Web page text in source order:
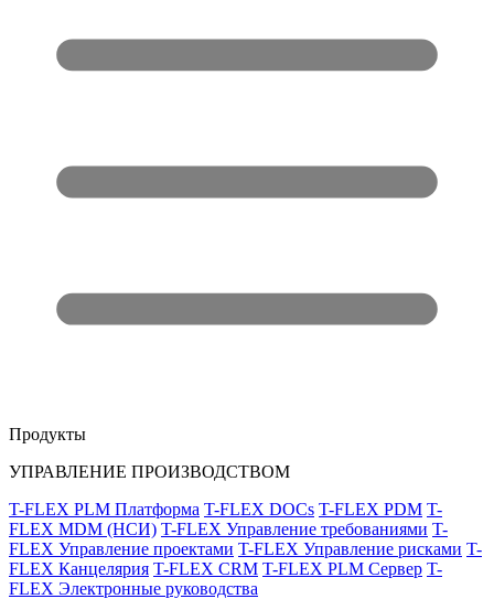
Продукты
УПРАВЛЕНИЕ ПРОИЗВОДСТВОМ
T-FLEX PLM Платформа T-FLEX DOCs T-FLEX PDM T-
FLEX MDM (НСИ) T-FLEX Управление требованиями T-
FLEX Управление проектами T-FLEX Управление рисками T-
FLEX Канцелярия T-FLEX CRM T-FLEX PLM Сервер T-
FLEX Электронные руководства